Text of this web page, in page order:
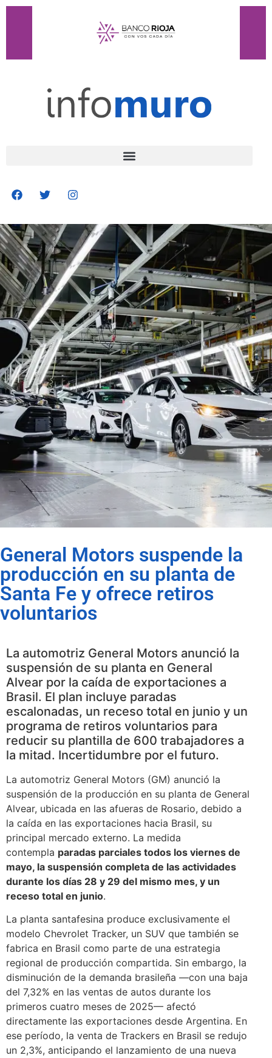
General Motors suspende la
producción en su planta de
Santa Fe y ofrece retiros
voluntarios
La automotriz General Motors anunció la
suspensión de su planta en General
Alvear por la caída de exportaciones a
Brasil. El plan incluye paradas
escalonadas, un receso total en junio y un
programa de retiros voluntarios para
reducir su plantilla de 600 trabajadores a
la mitad. Incertidumbre por el futuro.
La automotriz General Motors (GM) anunció la
suspensión de la producción en su planta de General
Alvear, ubicada en las afueras de Rosario, debido a
la caída en las exportaciones hacia Brasil, su
principal mercado externo. La medida
contempla paradas parciales todos los viernes de
mayo, la suspensión completa de las actividades
durante los días 28 y 29 del mismo mes, y un
receso total en junio.
La planta santafesina produce exclusivamente el
modelo Chevrolet Tracker, un SUV que también se
fabrica en Brasil como parte de una estrategia
regional de producción compartida. Sin embargo, la
disminución de la demanda brasileña —con una baja
del 7,32% en las ventas de autos durante los
primeros cuatro meses de 2025— afectó
directamente las exportaciones desde Argentina. En
ese período, la venta de Trackers en Brasil se redujo
un 2,3%, anticipando el lanzamiento de una nueva